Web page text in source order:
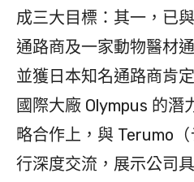
成三大目標：其一，已
通路商及一家動物醫材
並獲日本知名通路商肯
國際大廠 Olympus 的潛
略合作上，與 Terumo
行深度交流，展示公司